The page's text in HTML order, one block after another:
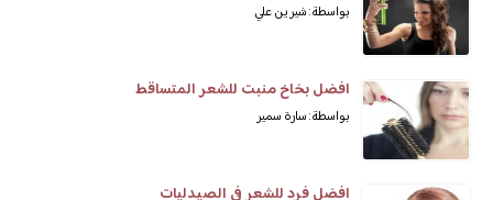
بواسطة: شيرين علي
افضل بخاخ منبت للشعر المتساقط
بواسطة: سارة سمير
افضل فرد للشعر في الصيدليات